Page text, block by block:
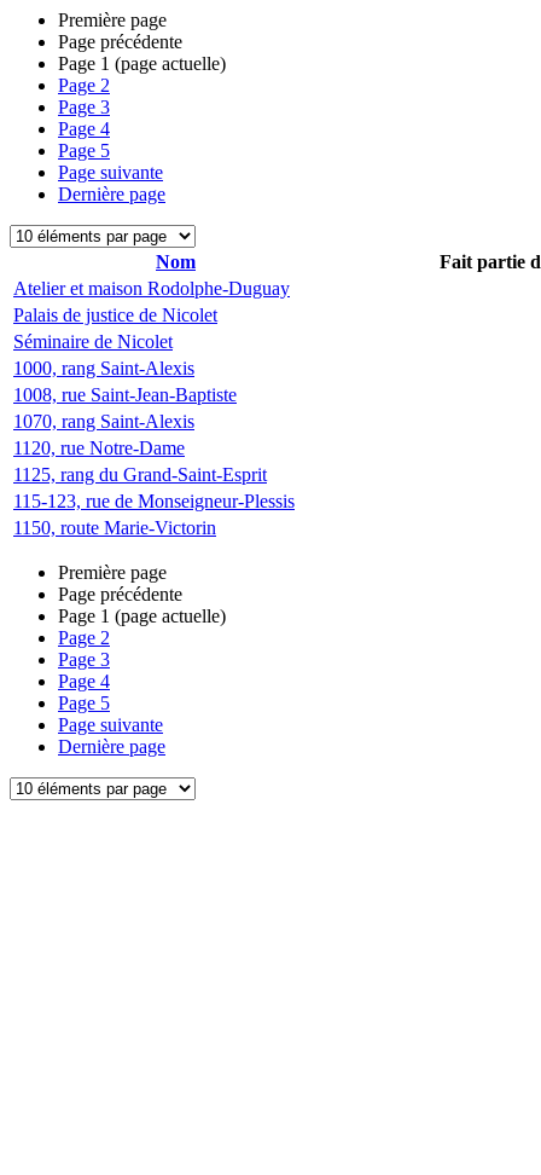
Première page
Page précédente
Page 1 (page actuelle)
Page 2
Page 3
Page 4
Page 5
Page suivante
Dernière page
Nom
Fait partie
Atelier et maison Rodolphe-Duguay
Palais de justice de Nicolet
Séminaire de Nicolet
1000, rang Saint-Alexis
1008, rue Saint-Jean-Baptiste
1070, rang Saint-Alexis
1120, rue Notre-Dame
1125, rang du Grand-Saint-Esprit
115-123, rue de Monseigneur-Plessis
1150, route Marie-Victorin
Première page
Page précédente
Page 1 (page actuelle)
Page 2
Page 3
Page 4
Page 5
Page suivante
Dernière page